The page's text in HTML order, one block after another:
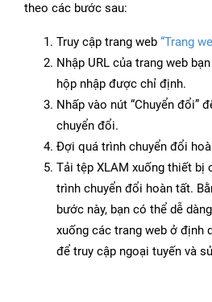
theo các bước sau:
Truy cập trang web “Trang
Nhập URL của trang web
hộp nhập được chỉ định.
Nhấp vào nút “Chuyển đổi”
chuyển đổi.
Đợi quá trình chuyển đổi
Tải tệp XLAM xuống thiết bị
trình chuyển đổi hoàn tất.
bước này, bạn có thể dễ
xuống các trang web ở định
để truy cập ngoại tuyến và